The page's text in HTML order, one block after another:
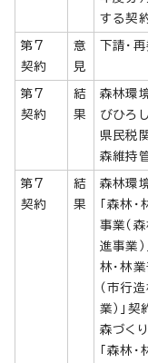
する契
第7
契約
意
見
下請・
第7
契約
結
果
森林環
びひろ
県民税
森維持
第7
契約
結
果
森林環
「森林
事業（
進事業）
林・林
（市行
業）」契
森づく
「森林